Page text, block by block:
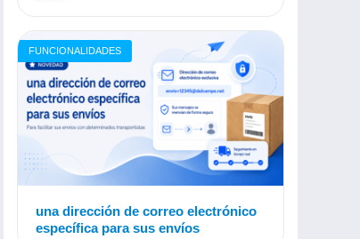
FUNCIONALIDADES
una dirección de correo electrónico
específica para sus envíos